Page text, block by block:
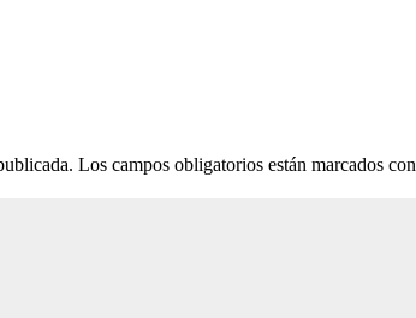
Los campos obligatorios están marcados con